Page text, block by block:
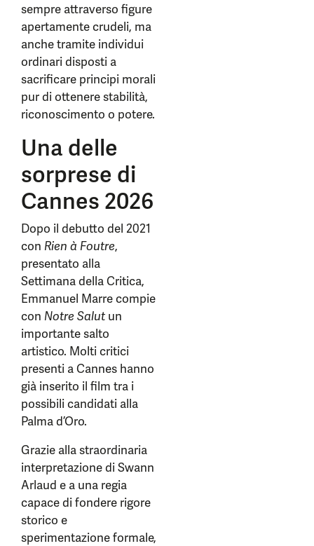
sempre attraverso figure
apertamente crudeli, ma
anche tramite individui
ordinari disposti a
sacrificare principi morali
pur di ottenere stabilità,
riconoscimento o potere.
Una delle
sorprese di
Cannes 2026
Dopo il debutto del 2021
con Rien à Foutre,
presentato alla
Settimana della Critica,
Emmanuel Marre compie
con Notre Salut un
importante salto
artistico. Molti critici
presenti a Cannes hanno
già inserito il film tra i
possibili candidati alla
Palma d’Oro.
Grazie alla straordinaria
interpretazione di Swann
Arlaud e a una regia
capace di fondere rigore
storico e
sperimentazione formale,